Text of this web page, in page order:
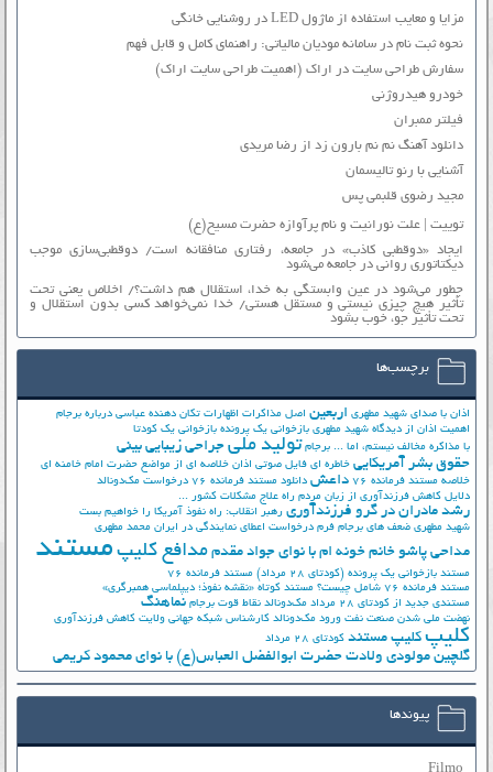
مزایا و معایب استفاده از ماژول LED در روشنایی خانگی
نحوه ثبت نام در سامانه مودیان مالیاتی: راهنمای کامل و قابل فهم
سفارش طراحی سایت در اراک (اهمیت طراحی سایت اراک)
خودرو هیدروژنی
فیلتر ممبران
دانلود آهنگ نم نم بارون زد از رضا مریدی
آشنایی با رنو تالیسمان
مجید رضوی قلبمی پس
توییت | علت نورانیت و نام پرآوازه حضرت مسیح(ع)
ایجاد «دوقطبی کاذب» در جامعه، رفتاری منافقانه است/ دوقطبی‌سازی موجب
دیکتاتوری روانی در جامعه می‌شود
چطور می‌شود در عین وابستگی به خدا، استقلال هم داشت؟/ اخلاص یعنی تحت
تأثیر هیچ چیزی نیستی و مستقل هستی/ خدا نمی‌خواهد کسی بدون استقلال و
تحت تأثیر جوّ، خوب بشود
برچسب‌ها
اذان با صدای شهید مطهری اربعین اصل مذاکرات اظهارات تکان دهنده عباسی درباره برجام
اهمیت اذان از دیدگاه شهید مطهری بازخوانی یک پرونده بازخوانی یک کودتا
با مذاکره مخالف نیستم، اما ... برجام تولید ملی جراحی زیبایی بینی
حقوق بشر آمریکایی خاطره ای فایل صوتی اذان خلاصه ای از مواضع حضرت امام خامنه ای
خلاصه مستند فرمانده 76
داعش دانلود مستند فرمانده 76
درخواست مک‌دونالد
دلایل کاهش فرزندآوری از زبان مردم راه علاج مشکلات کشور ...
رشد مادران در گرو فرزندآوری رهبر انقلاب: راه نفوذ آمریکا را خواهیم بست
شهید مطهری ضعف های برجام فرم درخواست اعطای نمایندگی در ایران محمد مطهری
مداحی پاشو خانم خونه ام با نوای جواد مقدم مدافع کلیپ مستند
مستند بازخوانی یک پرونده (کودتای 28 مرداد)
مستند فرمانده 76
مستند فرمانده 76 شامل چیست؟
مستند کوتاه «نقشه نفوذ؛ دیپلماسی همبرگری»
مستندی جدید از کودتای 28 مرداد
مک‌دونالد نقاط قوت برجام نماهنگ
نهضت ملي شدن صنعت نفت ورود مک‌دونالد کارشناس شبکه جهانی ولایت کاهش فرزندآوری
کلیپ کلیپ مستند کودتای 28 مرداد
گلچین مولودی ولادت حضرت ابوالفضل العباس(ع) با نوای محمود کریمی
پیوندها